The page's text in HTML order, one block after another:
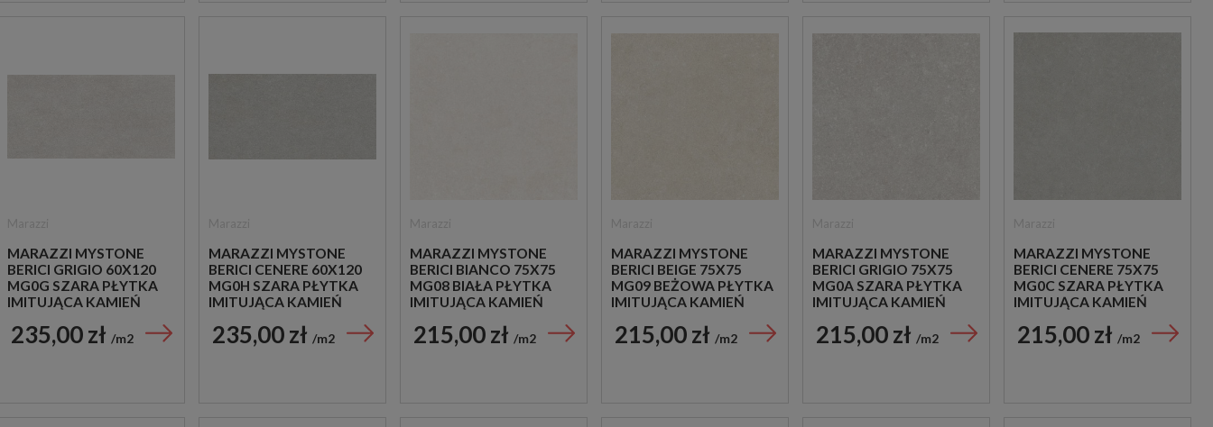
MARAZZI MYSTONE
BERICI GRIGIO 60X120
MG0G SZARA PŁYTKA
IMITUJĄCA KAMIEŃ
235,00 zł m2
MARAZZI MYSTONE
BERICI CENERE 60X120
MG0H SZARA PŁYTKA
IMITUJĄCA KAMIEŃ
235,00 zł m2
MARAZZI MYSTONE
BERICI BIANCO 75X75
MG08 BIAŁA PŁYTKA
IMITUJĄCA KAMIEŃ
215,00 zł m2
MARAZZI MYSTONE
BERICI BEIGE 75X75
MG09 BEŻOWA PŁYTKA
IMITUJĄCA KAMIEŃ
215,00 zł m2
MARAZZI MYSTONE
BERICI GRIGIO 75X75
MG0A SZARA PŁYTKA
IMITUJĄCA KAMIEŃ
215,00 zł m2
MARAZZI MYSTONE
BERICI CENERE 75X75
MG0C SZARA PŁYTKA
IMITUJĄCA KAMIEŃ
215,00 zł m2